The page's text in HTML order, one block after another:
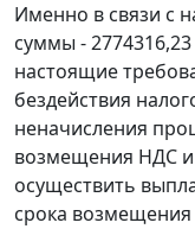
Именно в связи с
суммы -
настоящие
бездействия
неначисления
возмещения НДС и
осуществить
срока